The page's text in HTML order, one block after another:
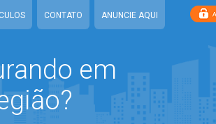
CONTATO ANUNCIE AQUI
em